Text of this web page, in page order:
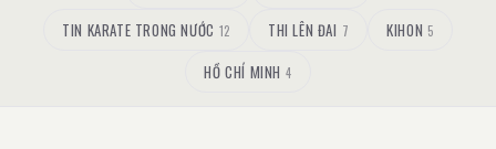
TIN KARATE TRONG NƯỚC 12 THI LÊN ĐAI 7 KIHON 5
HỒ CHÍ MINH 4